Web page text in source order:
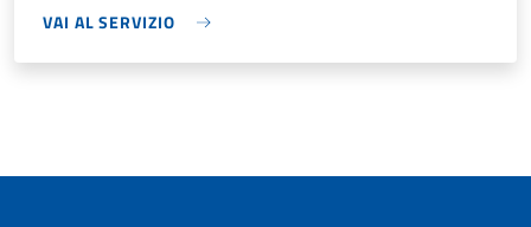
VAI AL SERVIZIO